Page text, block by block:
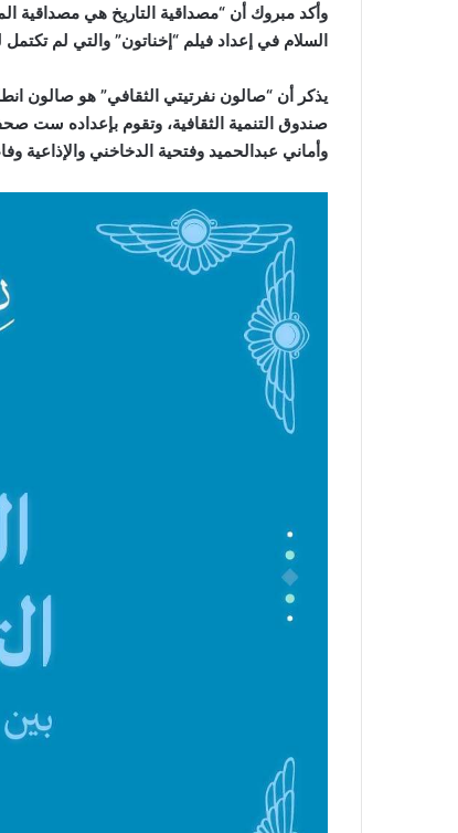
وأكد مبروك أن “مصداقية التاريخ هي مصداقية
السلام في إعداد فيلم “إخناتون” والتي لم تكتمل
يذكر أن “صالون نفرتيتي الثقافي” هو صالون
صندوق التنمية الثقافية، وتقوم بإعداده ست
وأماني عبدالحميد وفتحية الدخاخني والإذاعية